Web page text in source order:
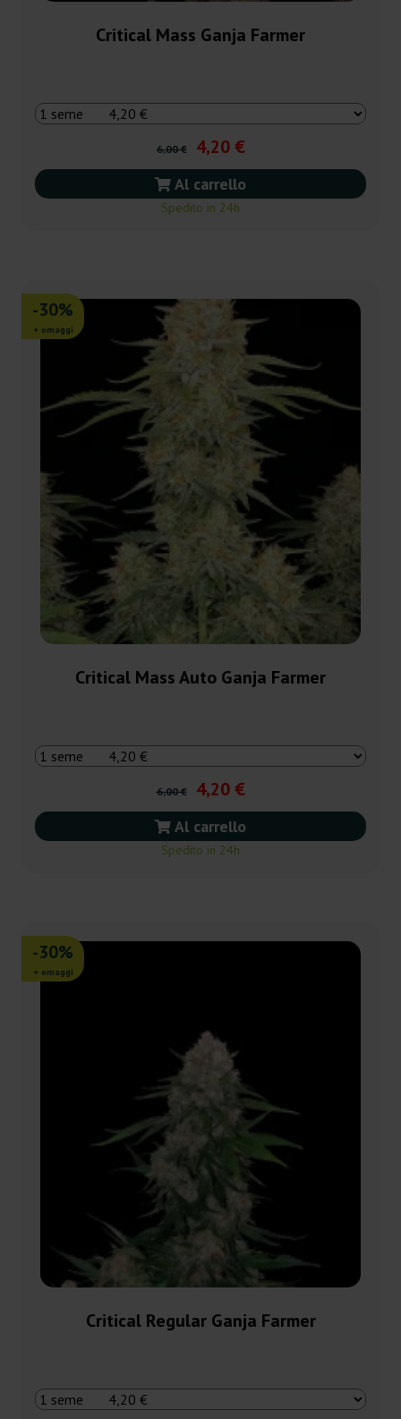
Critical Mass Ganja Farmer
6,00 € 4,20 €
Al carrello
Spedito in 24h
-30%
+ omaggi
Critical Mass Auto Ganja Farmer
6,00 € 4,20 €
Al carrello
Spedito in 24h
-30%
+ omaggi
Critical Regular Ganja Farmer